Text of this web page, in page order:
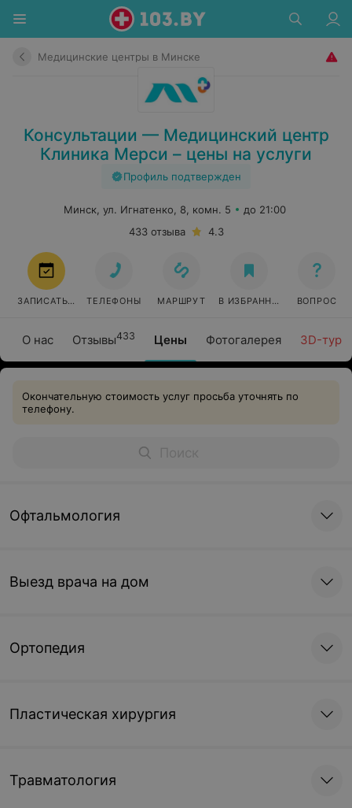
Медицинские центры в Минске
Консультации — Медицинский центр
Клиника Мерси – цены на услуги
Профиль подтвержден
О нас Отзывы433 Цены Фотогалерея 3D-тур
Минск, ул. Игнатенко, 8, комн. 5
до 21:00
433 отзыва
4.3
ЗАПИСАТЬСЯ ТЕЛЕФОНЫ МАРШРУТ В ИЗБРАННОЕ ВОПРОС
Окончательную стоимость услуг просьба уточнять по
телефону.
Офтальмология
Выезд врача на дом
Ортопедия
Пластическая хирургия
Травматология